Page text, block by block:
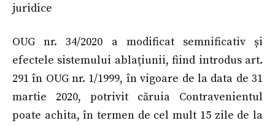
juridice
OUG nr. 34/2020 a modificat semnificativ și
efectele sistemului ablațiunii, fiind introdus art.
291 în OUG nr. 1/1999, în vigoare de la data de 31
martie 2020, potrivit căruia Contravenientul
poate achita, în termen de cel mult 15 zile de la